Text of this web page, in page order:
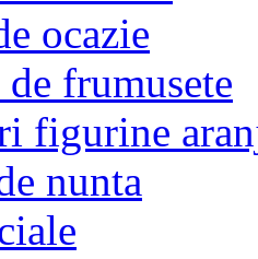
ocazie
de frumusete
figurine
nunta